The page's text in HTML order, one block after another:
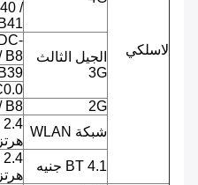
لاسلكي
/
B41
الجيل الثالث
3G
B8
2G
B8
شبكة WLAN
هرتز ~ 2482
BT 4.1 جنيه
هرتز ~ 2480